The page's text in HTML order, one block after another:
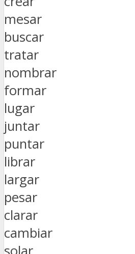
mesar
buscar
tratar
nombrar
formar
lugar
juntar
puntar
librar
largar
pesar
clarar
cambiar